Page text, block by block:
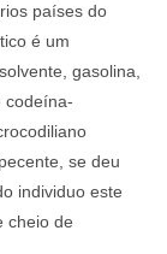
países do
é um
gasolina,
codeína-
se deu
individuo este
cheio de